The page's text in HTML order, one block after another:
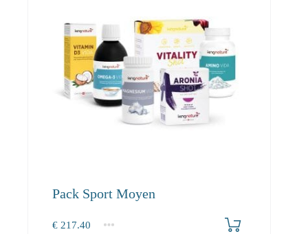
Pack Sport Moyen
€ 217.40
1+